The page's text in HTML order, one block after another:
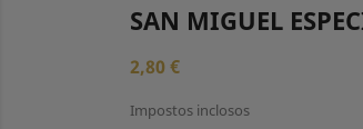
SAN MIGUEL
2,80 €
Impostos inclosos